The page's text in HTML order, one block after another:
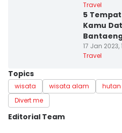
Travel
5
Kamu
17 Jan 2023,
Travel
Topics
wisata wisata alam hutan
Divert me
Editorial Team